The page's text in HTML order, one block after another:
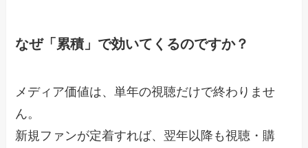
なぜ「累積」で効いてくるのですか？
メディア価値は、単年の視聴だけで終わりませ
ん。
新規ファンが定着すれば、翌年以降も視聴・購